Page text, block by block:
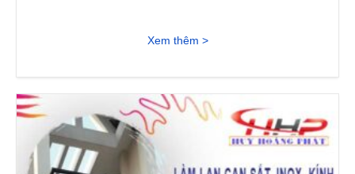
Xem thêm >